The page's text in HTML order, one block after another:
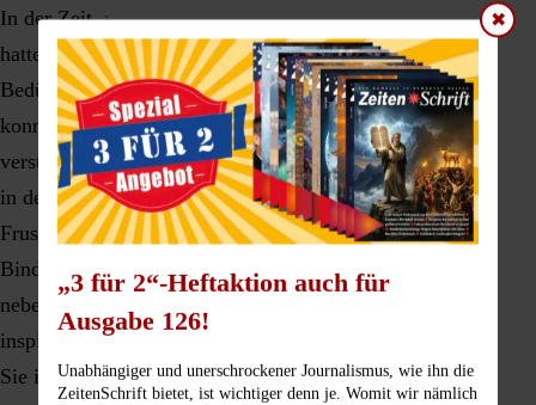
In der Zeit, als unsere Tochter noch nicht sprechen konnte,
hatten wir viele solche Erlebnisse, in denen sie uns aktiv ihre
Bedürfnisse mitteilen konnte – und wir diese auch verstehen
konnten. Weil wir uns über die Babyzeichensprache
verständigen konnten. Diese kann ganz leicht und spielerisch
in den Familienalltag integriert werden und sorgt für weniger
Frust bei Eltern und Nachwuchs. Vielmehr stärkt sie die
Bindung zwischen Eltern und Kind und fördert ganz
nebenbei auch noch die kindliche Entwicklung. Weitere
inspirierende Beispiele aus unserem Familienalltag finden
Sie im ArtikelBabysprache: Komm, ich zeig dir meine Welt
✖
„3 für 2“-Heftaktion auch für
Ausgabe 126!
Unabhängiger und unerschrockener Journalismus, wie ihn die
ZeitenSchrift bietet, ist wichtiger denn je. Womit wir nämlich